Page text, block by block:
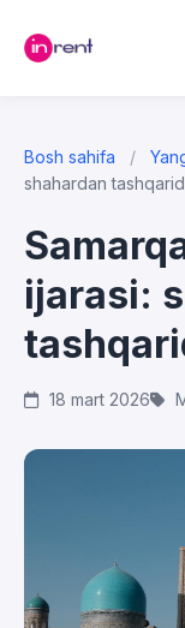
Bosh sahifa /
shahardan
ijarasi:
18 mart 2026